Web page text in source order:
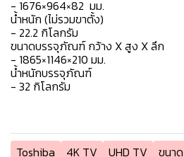
- 1676×964×82 มม.
น้ำหนัก (ไม่รวมขาตั้ง)
- 22.2 กิโลกรัม
ขนาดบรรจุภัณฑ์ กว้าง X สูง X ลึก
- 1865×1146×210 มม.
น้ำหนักบรรจุภัณฑ์
- 32 กิโลกรัม
Toshiba 4K TV UHD TV ขนา